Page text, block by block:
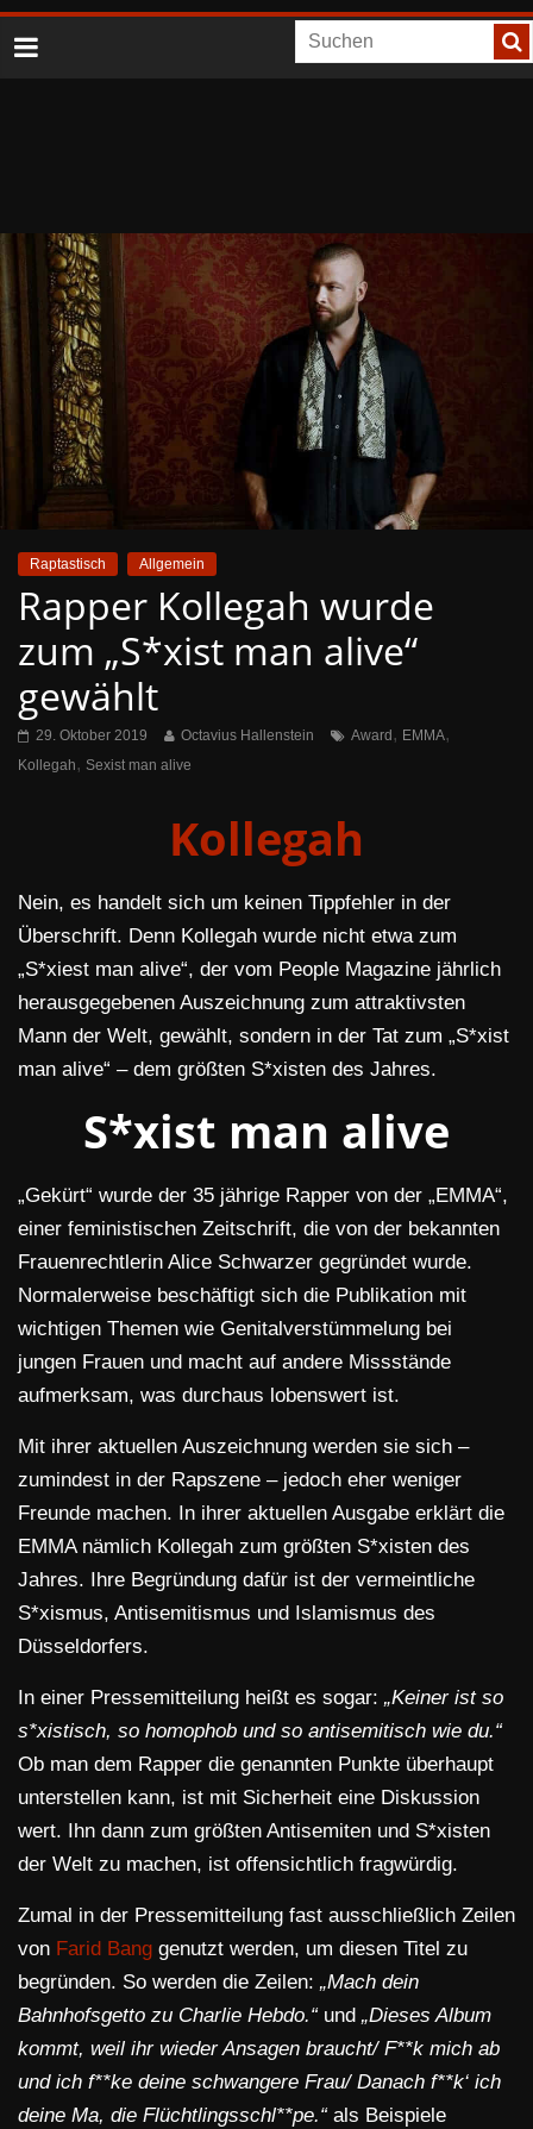
Raptastisch Allgemein
Rapper Kollegah wurde
zum „S*xist man alive“
gewählt
29. Oktober 2019 Octavius Hallenstein Award , EMMA,
Kollegah, Sexist man alive
Kollegah
Nein, es handelt sich um keinen Tippfehler in der
Überschrift. Denn Kollegah wurde nicht etwa zum
„S*xiest man alive“, der vom People Magazine jährlich
herausgegebenen Auszeichnung zum attraktivsten
Mann der Welt, gewählt, sondern in der Tat zum „S*xist
man alive“ – dem größten S*xisten des Jahres.
S*xist man alive
„Gekürt“ wurde der 35 jährige Rapper von der „EMMA“,
einer feministischen Zeitschrift, die von der bekannten
Frauenrechtlerin Alice Schwarzer gegründet wurde.
Normalerweise beschäftigt sich die Publikation mit
wichtigen Themen wie Genitalverstümmelung bei
jungen Frauen und macht auf andere Missstände
aufmerksam, was durchaus lobenswert ist.
Mit ihrer aktuellen Auszeichnung werden sie sich –
zumindest in der Rapszene – jedoch eher weniger
Freunde machen. In ihrer aktuellen Ausgabe erklärt die
EMMA nämlich Kollegah zum größten S*xisten des
Jahres. Ihre Begründung dafür ist der vermeintliche
S*xismus, Antisemitismus und Islamismus des
Düsseldorfers.
In einer Pressemitteilung heißt es sogar: „Keiner ist so
s*xistisch, so homophob und so antisemitisch wie du.“
Ob man dem Rapper die genannten Punkte überhaupt
unterstellen kann, ist mit Sicherheit eine Diskussion
wert. Ihn dann zum größten Antisemiten und S*xisten
der Welt zu machen, ist offensichtlich fragwürdig.
Zumal in der Pressemitteilung fast ausschließlich Zeilen
von Farid Bang genutzt werden, um diesen Titel zu
begründen. So werden die Zeilen: „Mach dein
Bahnhofsgetto zu Charlie Hebdo.“ und „Dieses Album
kommt, weil ihr wieder Ansagen braucht/ F**k mich ab
und ich f**ke deine schwangere Frau/ Danach f**k‘ ich
deine Ma, die Flüchtlingsschl**pe.“ als Beispiele